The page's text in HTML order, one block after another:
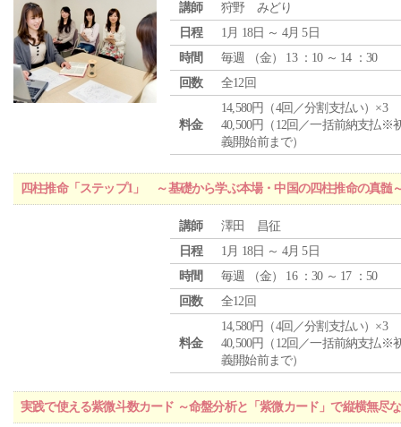
講師
狩野 みどり
日程
1月 18日 ～ 4月 5日
時間
毎週 （金） 13 ：10 ～ 14 ：30
回数
全12回
料金
14,580円（4回／分割支払い）×3
40,500円（12回／一括前納支払※
義開始前まで）
四柱推命「ステップ1」 ～基礎から学ぶ本場・中国の四柱推命の真髄
講師
澤田 昌征
日程
1月 18日 ～ 4月 5日
時間
毎週 （金） 16 ：30 ～ 17 ：50
回数
全12回
料金
14,580円（4回／分割支払い）×3
40,500円（12回／一括前納支払※
義開始前まで）
実践で使える紫微斗数カード ～命盤分析と「紫微カード」で縦横無尽